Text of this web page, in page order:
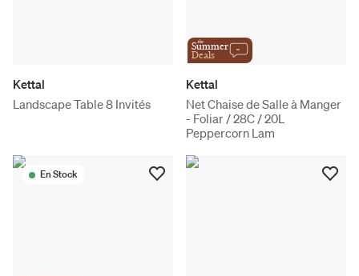
Kettal
Landscape Table 8 Invités
the
Summer
Deals
Kettal
Net Chaise de Salle à Manger
- Foliar / 28C / 20L
Peppercorn Lam
En Stock